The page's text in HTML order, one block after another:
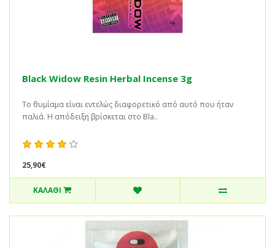
Black Widow Resin Herbal Incense 3g
Το θυμίαμα είναι εντελώς διαφορετικό από αυτό που ήταν
παλιά. Η απόδειξη βρίσκεται στο Bla..
25,90€
ΚΑΛΆΘΙ